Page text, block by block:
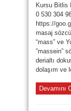
Kursu Bitlis
0 530 304
https://
masaj
“mass” ve
”massein”
derialtı
dolaşım ve
Devamını